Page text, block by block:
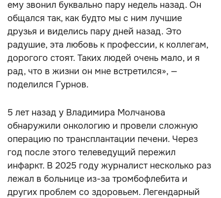
ему звонил буквально пару недель назад. Он
общался так, как будто мы с ним лучшие
друзья и виделись пару дней назад. Это
радушие, эта любовь к профессии, к коллегам,
дорогого стоят. Таких людей очень мало, и я
рад, что в жизни он мне встретился», —
поделился Гурнов.
5 лет назад у Владимира Молчанова
обнаружили онкологию и провели сложную
операцию по трансплантации печени. Через
год после этого телеведущий пережил
инфаркт. В 2025 году журналист несколько раз
лежал в больнице из-за тромбофлебита и
других проблем со здоровьем. Легендарный